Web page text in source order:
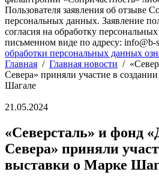
Пользователя заявления об отзыве
персональных данных. Заявление
согласия на обработку
письменном виде по адресу: info@b-
обработки персональных данных
Главная / Главная новости /
Севера» приняли участие в
Шагале
21.05.2024
«Северсталь» и фонд
Севера» приняли
выставки о Марке